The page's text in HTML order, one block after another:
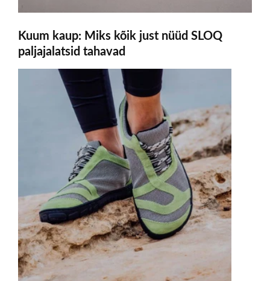
Kuum kaup: Miks kõik just nüüd SLOQ
paljajalatsid tahavad